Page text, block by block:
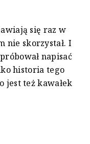
się raz w
nie skorzystał. I
napisać
historia tego
jest też kawałek